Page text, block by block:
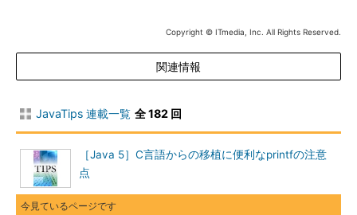
されたコンパレータまたは
を指定できる
SynchronousQueue
同期キューを提供するクラ
ス。同期キューは要素のキ
ューへの追加が先頭の取得
キュー
Copyright © ITmedia, Inc. All Rights Reserved.
関連情報
JavaTips 連載一覧 全 182 回
［Java 5］C言語からの移植に便利なprintfの注意
点